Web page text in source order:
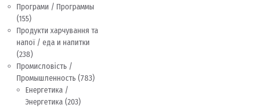
Програми / Программы
(155)
Продукти харчування та
напої / еда и напитки
(238)
Промисловість /
Промышленность (783)
Енергетика /
Энергетика (203)